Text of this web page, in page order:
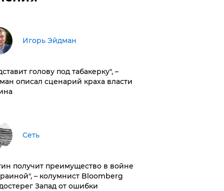
Игорь Эйдман
голову под табакерку", –
описал сценарий краха власти
Сеть
получит преимущество в войне
– колумнист Bloomberg
Запад от ошибки